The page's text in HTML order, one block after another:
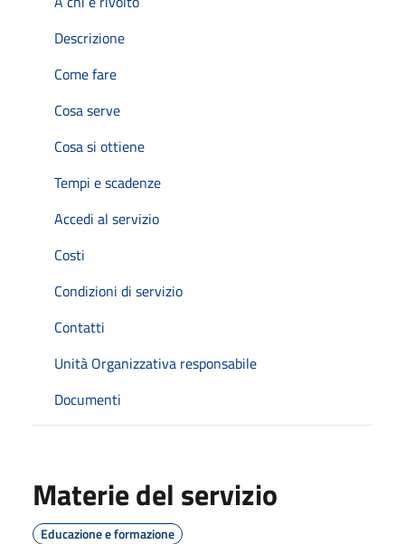
Descrizione
Come fare
Cosa serve
Cosa si ottiene
Tempi e scadenze
Accedi al servizio
Costi
Condizioni di servizio
Contatti
Unità Organizzativa responsabile
Documenti
Materie del servizio
Educazione e formazione